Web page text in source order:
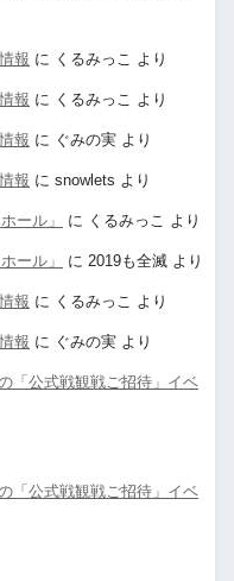
報 に くるみっこ より
報 に くるみっこ より
報 に ぐみの実 より
報 に snowlets より
ール」 に くるみっこ より
ール」 に 2019も全滅 より
報 に くるみっこ より
報 に ぐみの実 より
「公式戦観戦ご招待」イベ
「公式戦観戦ご招待」イベ